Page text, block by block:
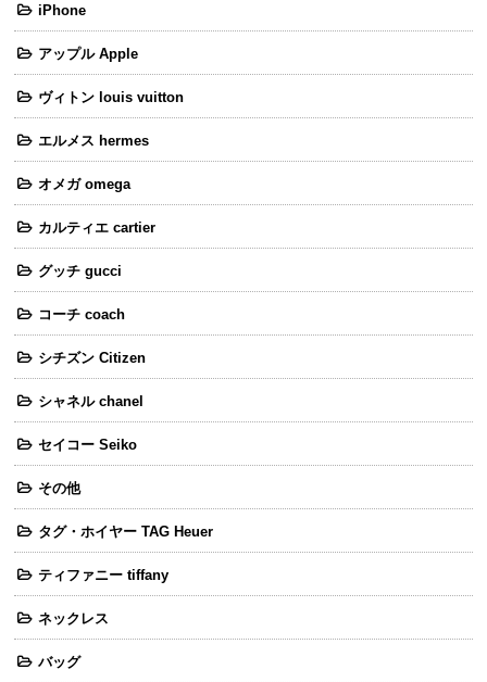
iPhone
アップル Apple
ヴィトン louis vuitton
エルメス hermes
オメガ omega
カルティエ cartier
グッチ gucci
コーチ coach
シチズン Citizen
シャネル chanel
セイコー Seiko
その他
タグ・ホイヤー TAG Heuer
ティファニー tiffany
ネックレス
バッグ